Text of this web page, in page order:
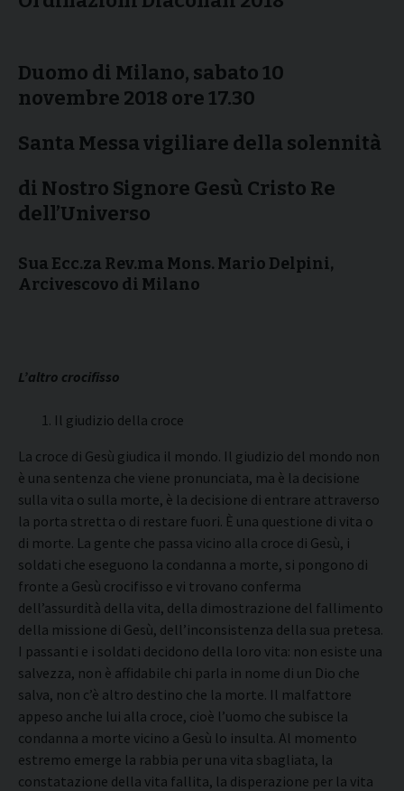
Duomo di Milano, sabato 10
novembre 2018 ore 17.30
Santa Messa vigiliare della solennità
di Nostro Signore Gesù Cristo Re
dell’Universo
Sua Ecc.za Rev.ma Mons. Mario Delpini,
Arcivescovo di Milano
L’altro crocifisso
Il giudizio della croce
La croce di Gesù giudica il mondo. Il giudizio del mondo non
è una sentenza che viene pronunciata, ma è la decisione
sulla vita o sulla morte, è la decisione di entrare attraverso
la porta stretta o di restare fuori. È una questione di vita o
di morte. La gente che passa vicino alla croce di Gesù, i
soldati che eseguono la condanna a morte, si pongono di
fronte a Gesù crocifisso e vi trovano conferma
dell’assurdità della vita, della dimostrazione del fallimento
della missione di Gesù, dell’inconsistenza della sua pretesa.
I passanti e i soldati decidono della loro vita: non esiste una
salvezza, non è affidabile chi parla in nome di un Dio che
salva, non c’è altro destino che la morte. Il malfattore
appeso anche lui alla croce, cioè l’uomo che subisce la
condanna a morte vicino a Gesù lo insulta. Al momento
estremo emerge la rabbia per una vita sbagliata, la
constatazione della vita fallita, la disperazione per la vita